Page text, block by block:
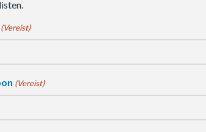
(Vereist)
(Vereist)